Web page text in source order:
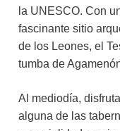
la UNESCO. Con
fascinante sitio
de los Leones, el
tumba de
Al mediodía,
alguna de las